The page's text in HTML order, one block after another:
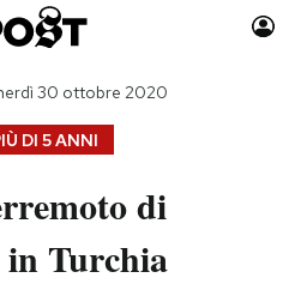
Auto
Moda
Consumismi
DI 5 ANNI
30 ottobre 2020
di
Turchia